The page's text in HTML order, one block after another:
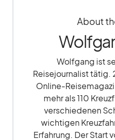
About
Wolfgang ist
Reisejournalist tätig.
Online-
mehr als 110
verschiedenen
wichtigen
Erfahrung. Der Start